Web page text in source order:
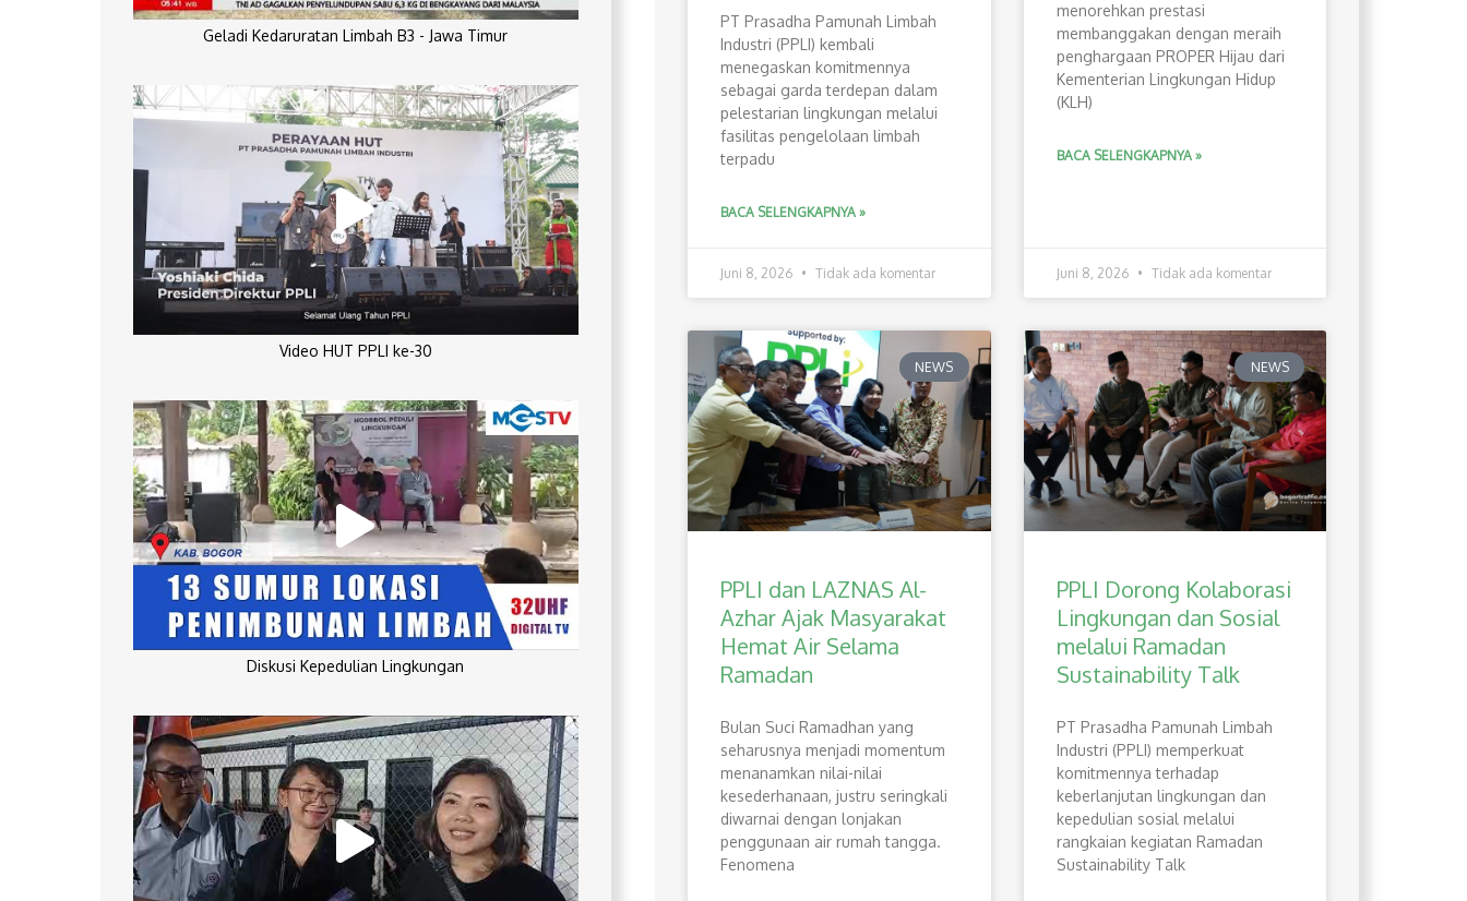
Geladi Kedaruratan Limbah B3 - Jawa Timur
Video HUT PPLI ke-30
Diskusi Kepedulian Lingkungan
PT Prasadha Pamunah Limbah
Industri (PPLI) kembali
menegaskan komitmennya
sebagai garda terdepan dalam
pelestarian lingkungan melalui
fasilitas pengelolaan limbah
terpadu
BACA SELENGKAPNYA »
Juni 8, 2026 Tidak ada komentar
menorehkan prestasi
membanggakan dengan meraih
penghargaan PROPER Hijau dari
Kementerian Lingkungan Hidup
(KLH)
BACA SELENGKAPNYA »
Juni 8, 2026 Tidak ada komentar
NEWS
PPLI dan LAZNAS Al-
Azhar Ajak Masyarakat
Hemat Air Selama
Ramadan
Bulan Suci Ramadhan yang
seharusnya menjadi momentum
menanamkan nilai-nilai
kesederhanaan, justru seringkali
diwarnai dengan lonjakan
penggunaan air rumah tangga.
Fenomena
NEWS
PPLI Dorong Kolaborasi
Lingkungan dan Sosial
melalui Ramadan
Sustainability Talk
PT Prasadha Pamunah Limbah
Industri (PPLI) memperkuat
komitmennya terhadap
keberlanjutan lingkungan dan
kepedulian sosial melalui
rangkaian kegiatan Ramadan
Sustainability Talk